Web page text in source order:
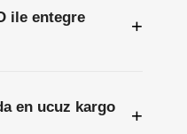
ile entegre
+
en ucuz kargo
+